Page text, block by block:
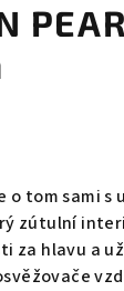
o tom sami s
zútulní
za hlavu a